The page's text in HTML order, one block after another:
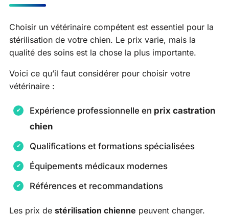
Choisir un vétérinaire compétent est essentiel pour la
stérilisation de votre chien. Le prix varie, mais la
qualité des soins est la chose la plus importante.
Voici ce qu’il faut considérer pour choisir votre
vétérinaire :
Expérience professionnelle en prix castration
chien
Qualifications et formations spécialisées
Équipements médicaux modernes
Références et recommandations
Les prix de stérilisation chienne peuvent changer.